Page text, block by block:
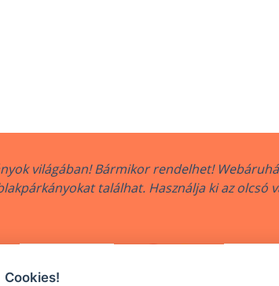
világában! Bármikor rendelhet!
találhat. Használja ki az olcsó
Cookies!